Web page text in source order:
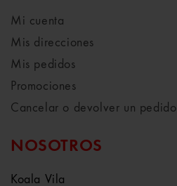
Mi cuenta
Mis direcciones
Mis pedidos
Promociones
Cancelar o devolver un pedido
NOSOTROS
Koala Vila